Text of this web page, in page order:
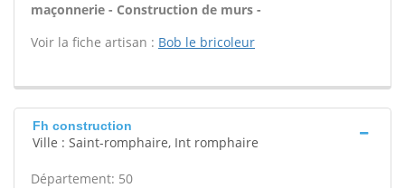
maçonnerie - Construction de murs -
Voir la fiche artisan : Bob le bricoleur
Fh construction
Ville : Saint-romphaire, Int romphaire
Département: 50